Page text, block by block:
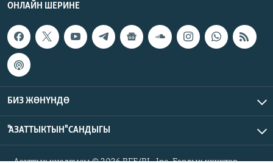
ОНЛАЙН ШЕРИНЕ
БИЗ ЖӨНҮНДӨ
"АЗАТТЫКТЫН" САНДЫГЫ